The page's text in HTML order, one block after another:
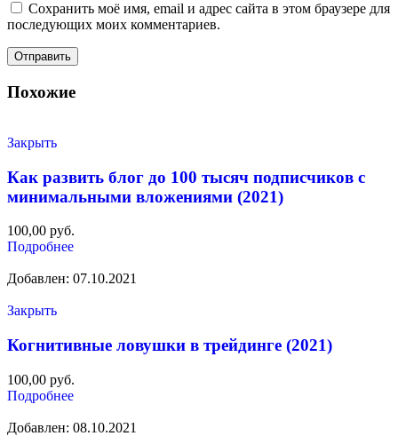
Сохранить моё имя, email и адрес сайта в этом браузере для
последующих моих комментариев.
Похожие
Закрыть
Как развить блог до 100 тысяч подписчиков с
минимальными вложениями (2021)
100,00 руб.
Подробнее
Добавлен: 07.10.2021
Закрыть
Когнитивные ловушки в трейдинге (2021)
100,00 руб.
Подробнее
Добавлен: 08.10.2021